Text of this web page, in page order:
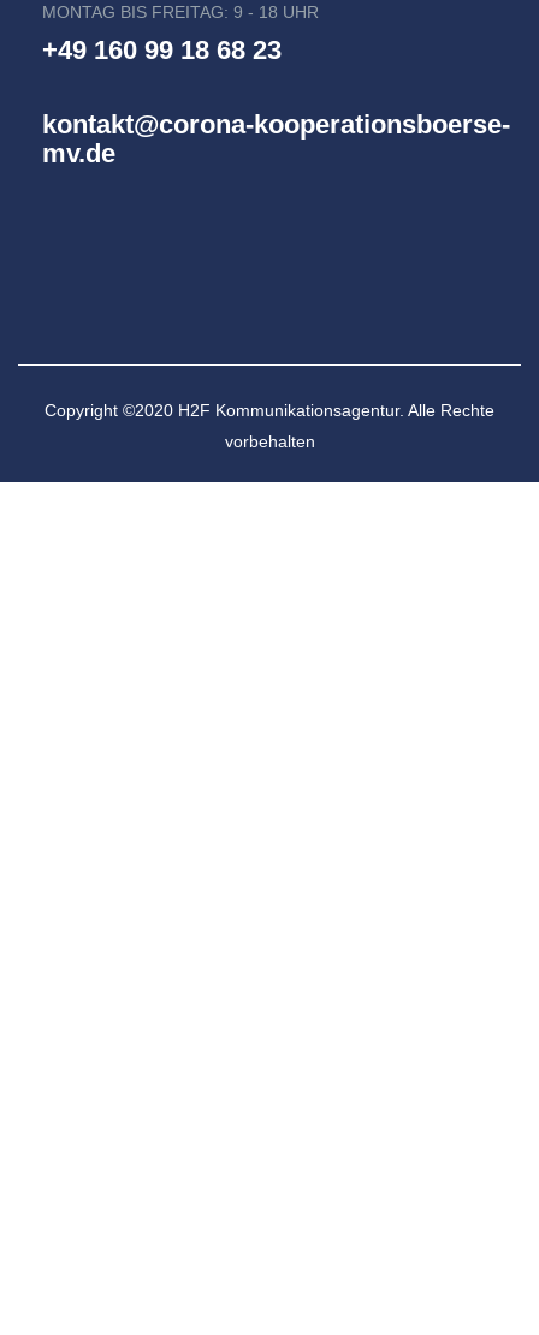
MONTAG BIS FREITAG: 9 - 18 UHR
+49 160 99 18 68 23
kontakt@corona-kooperationsboerse-
mv.de
Copyright ©2020 H2F Kommunikationsagentur. Alle Rechte
vorbehalten